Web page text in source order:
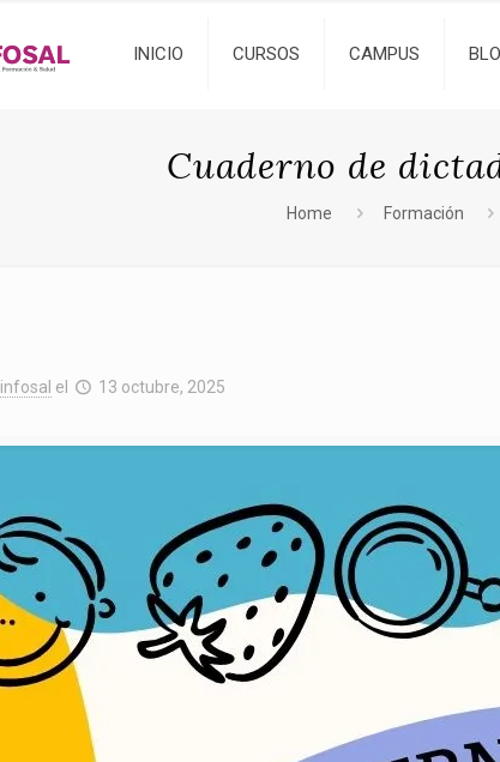
INICIO CURSOS CAMPUS
Cuaderno de
Home Formación
infosal el 13 octubre, 2025